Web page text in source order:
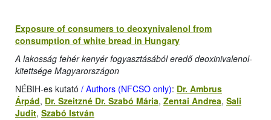
Exposure of consumers to deoxynivalenol from
consumption of white bread in Hungary
A lakosság fehér kenyér fogyasztásából eredő deoxinivalenol-
kitettsége Magyarországon
NÉBIH-es kutató / Authors (NFCSO only): Dr. Ambrus
Árpád, Dr. Szeitzné Dr. Szabó Mária, Zentai Andrea, Sali
Judit, Szabó István